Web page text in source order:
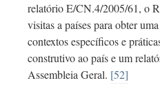
relatório E/CN.4/2005/61, o
visitas a países para obter
contextos específicos e
construtivo ao país e um
Assembleia Geral. [52]